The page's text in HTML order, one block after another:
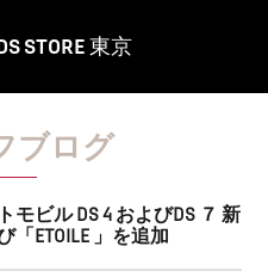
STORE 東京
ブログ
モビル DS 4 およびDS ７ 新
「ETOILE 」を追加